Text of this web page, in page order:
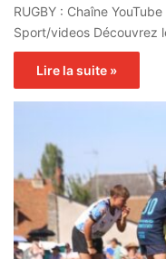
RUGBY : Chaîne
Sport/videos Découvrez
Lire la suite »